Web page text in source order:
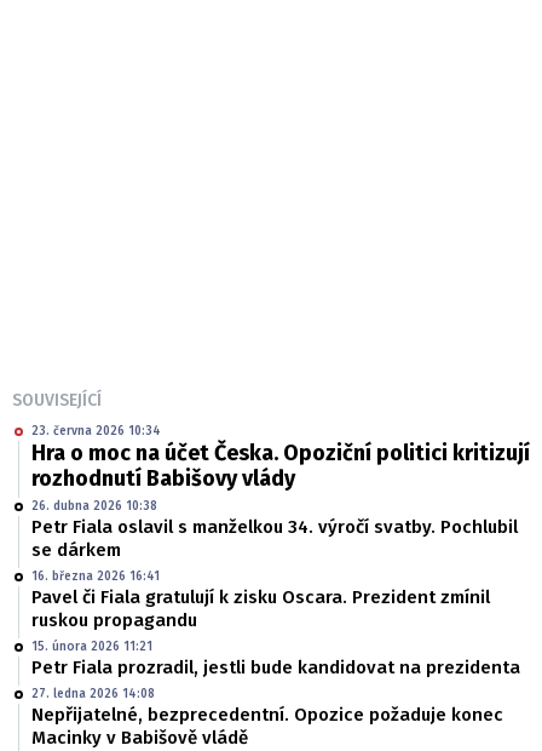
SOUVISEJÍCÍ
23. června 2026 10:34
Hra o moc na účet Česka. Opoziční politici kritizují
rozhodnutí Babišovy vlády
26. dubna 2026 10:38
Petr Fiala oslavil s manželkou 34. výročí svatby. Pochlubil
se dárkem
16. března 2026 16:41
Pavel či Fiala gratulují k zisku Oscara. Prezident zmínil
ruskou propagandu
15. února 2026 11:21
Petr Fiala prozradil, jestli bude kandidovat na prezidenta
27. ledna 2026 14:08
Nepřijatelné, bezprecedentní. Opozice požaduje konec
Macinky v Babišově vládě